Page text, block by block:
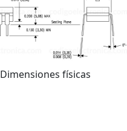
Dimensiones físicas